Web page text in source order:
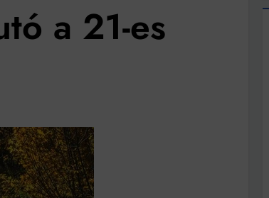
Az öregség nem csak ránc?
a világot akarja uralni – de nem csak a 80-as években
a bevált technológia akkor működik, ha jól van felújítva
is nőhetnek a bérleti díjak a ponthatárhirdetés
a 21-es